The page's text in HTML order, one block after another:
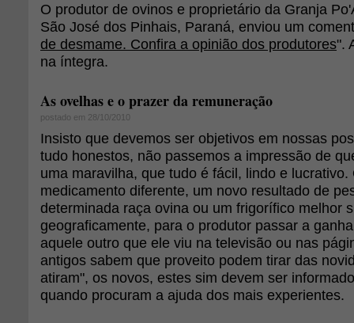
O produtor de ovinos e proprietário da Granja
São José dos Pinhais, Paraná, enviou um
de desmame. Confira a opinião dos produtores".
na íntegra.
As ovelhas e o prazer da remuneração
postado em 28/10/2010
Insisto que devemos ser objetivos em nossas
tudo honestos, não passemos a impressão de
uma maravilha, que tudo é fácil, lindo e lucrativo.
medicamento diferente, um novo resultado de
determinada raça ovina ou um frigorífico melhor
geograficamente, para o produtor passar a
aquele outro que ele viu na televisão ou nas
antigos sabem que proveito podem tirar das
atiram", os novos, estes sim devem ser
quando procuram a ajuda dos mais experientes.